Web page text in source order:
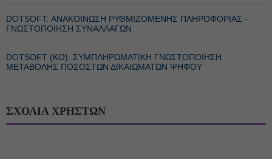
DOTSOFT: ΑΝΑΚΟΙΝΩΣΗ ΡΥΘΜΙΖΟΜΕΝΗΣ ΠΛΗΡΟΦΟΡΙΑΣ -
ΓΝΩΣΤΟΠΟΙΗΣΗ ΣΥΝΑΛΛΑΓΩΝ
DOTSOFT (ΚΟ): ΣΥΜΠΛΗΡΩΜΑΤΙΚΗ ΓΝΩΣΤΟΠΟΙΗΣΗ
ΜΕΤΑΒΟΛΗΣ ΠΟΣΟΣΤΩΝ ΔΙΚΑΙΩΜΑΤΩΝ ΨΗΦΟΥ
ΣΧΟΛΙΑ ΧΡΗΣΤΩΝ